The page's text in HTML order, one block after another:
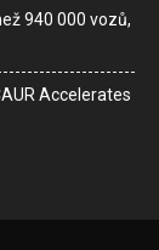
940 000 vozů,
Accelerates